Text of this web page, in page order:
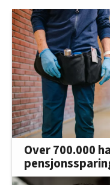
Over 700.000